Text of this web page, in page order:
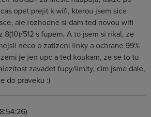
opet prejit k wifi, kterou jsem sice
ale rozhodne si dam ted novou wifi
512 s fupem. A to jsem si rikal, ze
neco o zatizeni linky a ochrane 99%
je jen upc a ted koukam, ze se to tu
zavadet fupy/limity, cim jsme dale,
do praveku :)